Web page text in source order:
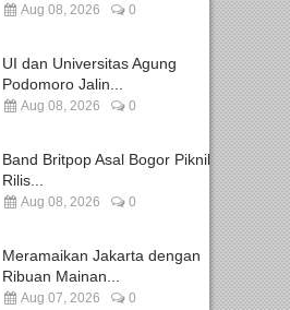
Aug 08, 2026 0
UI dan Universitas Agung
Podomoro Jalin...
Aug 08, 2026 0
Band Britpop Asal Bogor Piknik
Rilis...
Aug 08, 2026 0
Meramaikan Jakarta dengan
Ribuan Mainan...
Aug 07, 2026 0